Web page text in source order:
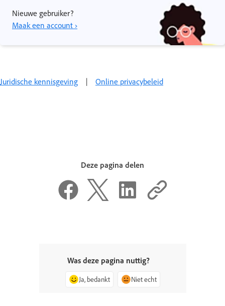
Nieuwe gebruiker?
Maak een account ›
Juridische kennisgeving | Online privacybeleid
Deze pagina delen
Was deze pagina nuttig?
Ja, bedankt Niet echt